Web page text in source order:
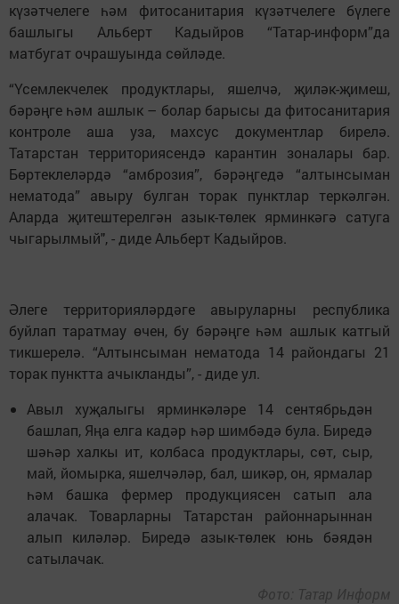
күзәтчелеге һәм фитосанитария күзәтчелеге бүлеге
башлыгы Альберт Кадыйров “Татар-информ”да
матбугат очрашуында сөйләде.
“Үсемлекчелек продуктлары, яшелчә, җиләк-җимеш,
бәрәңге һәм ашлык – болар барысы да фитосанитария
контроле аша уза, махсус документлар бирелә.
Татарстан территориясендә карантин зоналары бар.
Бөртеклеләрдә “амброзия”, бәрәңгедә “алтынсыман
нематода” авыру булган торак пунктлар теркәлгән.
Аларда җитештерелгән азык-төлек ярминкәгә сатуга
чыгарылмый", - диде Альберт Кадыйров.
Әлеге территорияләрдәге авыруларны республика
буйлап таратмау өчен, бу бәрәңге һәм ашлык катгый
тикшерелә. “Алтынсыман нематода 14 райондагы 21
торак пунктта ачыкланды”, - диде ул.
Авыл хуҗалыгы ярминкәләре 14 сентябрьдән
башлап, Яңа елга кадәр һәр шимбәдә була. Биредә
шәһәр халкы ит, колбаса продуктлары, сөт, сыр,
май, йомырка, яшелчәләр, бал, шикәр, он, ярмалар
һәм башка фермер продукциясен сатып ала
алачак. Товарларны Татарстан районнарыннан
алып киләләр. Биредә азык-төлек юнь бәядән
сатылачак.
Фото: Татар Информ